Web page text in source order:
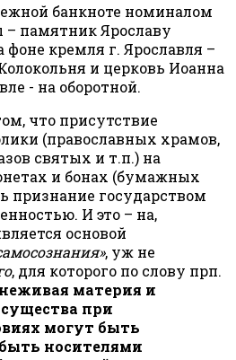
банкноте номиналом
– памятник Ярославу
кремля г. Ярославля –
и церковь Иоанна
- на оборотной.
что присутствие
(православных храмов,
святых и т.п.) на
и бонах (бумажных
признание государством
И это – на,
основой
, уж не
, для которого по слову прп.
материя и
при
могут быть
носителями